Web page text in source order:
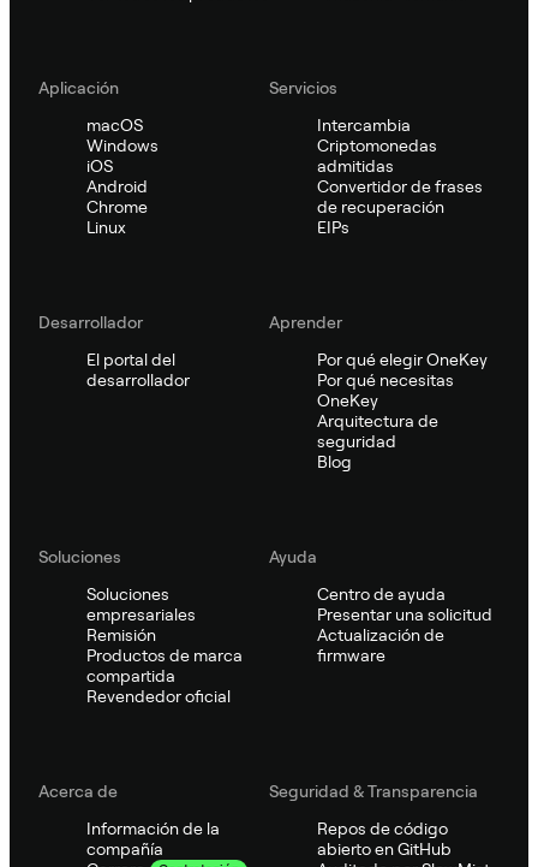
Aplicación
macOS
Windows
iOS
Android
Chrome
Linux
Servicios
Intercambia
Criptomonedas
admitidas
Convertidor de frases
de recuperación
EIPs
Desarrollador
El portal del
desarrollador
Aprender
Por qué elegir OneKey
Por qué necesitas
OneKey
Arquitectura de
seguridad
Blog
Soluciones
Soluciones
empresariales
Remisión
Productos de marca
compartida
Revendedor oficial
Ayuda
Centro de ayuda
Presentar una solicitud
Actualización de
firmware
Acerca de
Información de la
compañía
Seguridad & Transparencia
Repos de código
abierto en GitHub